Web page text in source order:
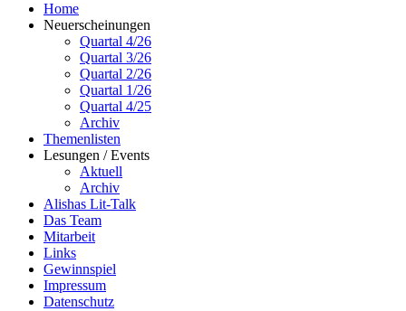
Home
Neuerscheinungen
Quartal 4/26
Quartal 3/26
Quartal 2/26
Quartal 1/26
Quartal 4/25
Archiv
Themenlisten
Lesungen / Events
Aktuell
Archiv
Alishas Lit-Talk
Das Team
Mitarbeit
Links
Gewinnspiel
Impressum
Datenschutz